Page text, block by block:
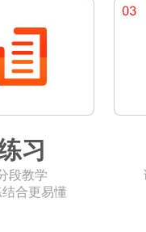
习
段教学
合更易懂